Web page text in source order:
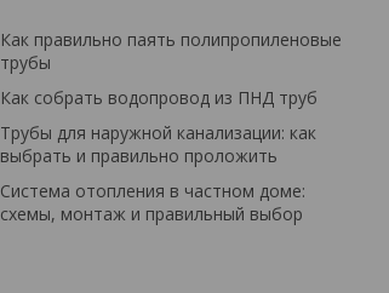
Как правильно паять полипропиленовые
трубы
Как собрать водопровод из ПНД труб
Трубы для наружной канализации: как
выбрать и правильно проложить
Система отопления в частном доме:
схемы, монтаж и правильный выбор